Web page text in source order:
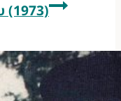
(1973)